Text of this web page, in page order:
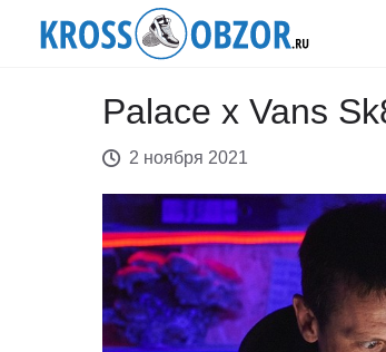
Palace x Vans
2 ноября 2021